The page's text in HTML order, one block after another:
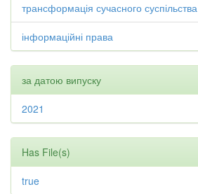
трансформація сучасного суспільства
інформаційні права
за датою випуску
2021
Has File(s)
true